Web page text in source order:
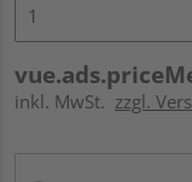
inkl. MwSt. zzgl.